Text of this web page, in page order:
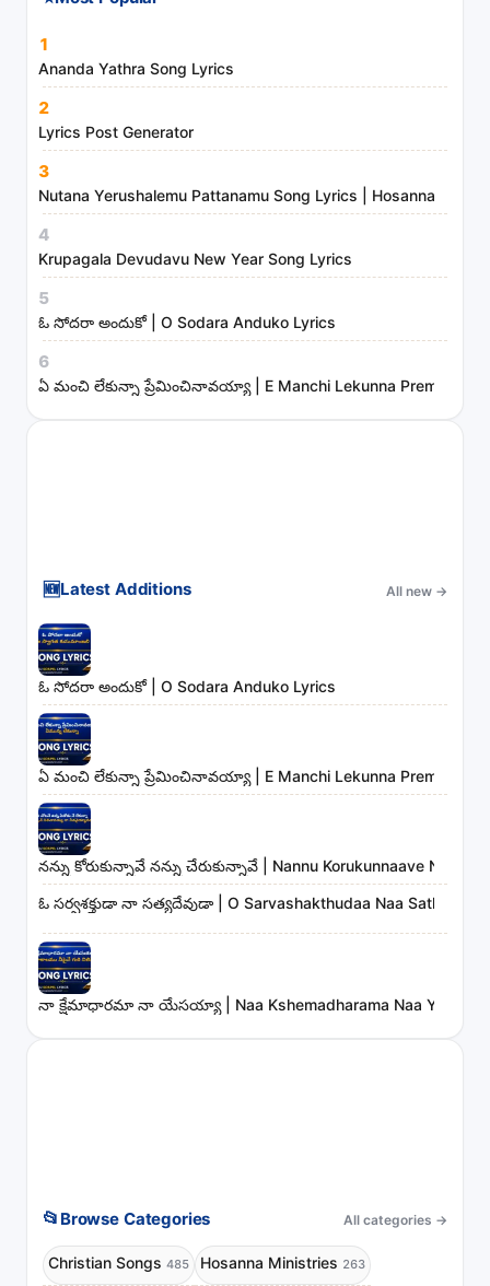
1
Ananda Yathra Song Lyrics
2
Lyrics Post Generator
3
Nutana Yerushalemu Pattanamu Song Lyrics | Hosanna
4
Krupagala Devudavu New Year Song Lyrics
5
ఓ సోదరా అందుకో | O Sodara Anduko Lyrics
6
ఏ మంచి లేకున్నా ప్రేమించినావయ్యా | E Manchi Lekunna
🆕Latest Additions All new →
ఓ సోదరా అందుకో | O Sodara Anduko Lyrics
ఏ మంచి లేకున్నా ప్రేమించినావయ్యా | E Manchi Lekunna
నన్ను కోరుకున్నావే నన్ను చేరుకున్నావే | Nannu Korukunnaave Nannu
ఓ సర్వశక్తుడా నా సత్యదేవుడా | O Sarvashakthudaa Naa
నా క్షేమాధారమా నా యేసయ్యా | Naa Kshemadharama Naa Yesayya
📂 Browse Categories All categories →
Christian Songs 485 Hosanna Ministries 263